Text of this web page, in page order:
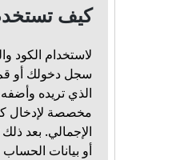
كيف
لاستخدام الكود
سجل دخولك أو
الذي تريده
مخصصة لإدخال
الإجمالي. بعد
أو بيانات